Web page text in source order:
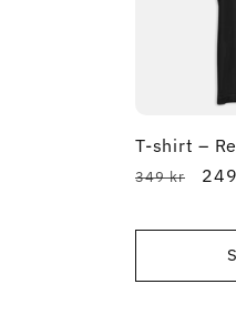
T-shirt –
Ordinarie
349 kr
REA-